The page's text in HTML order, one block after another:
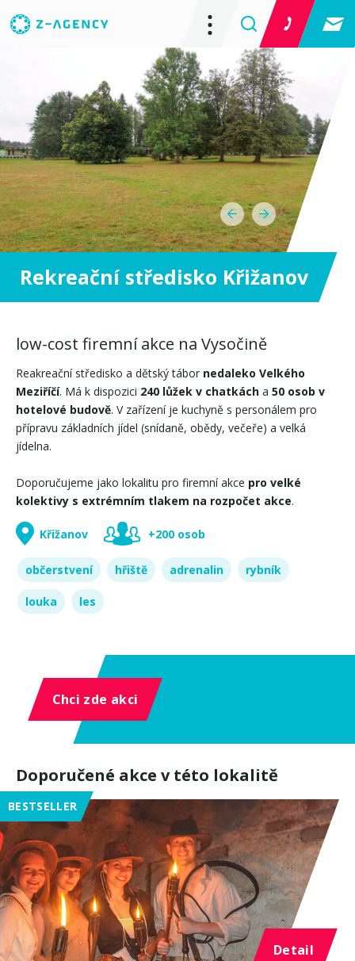
low-cost firemní akce na Vysočině
Reakreační středisko a dětský tábor nedaleko Velkého
Meziříčí. Má k dispozici 240 lůžek v chatkách a 50 osob v
hotelové budově. V zařízení je kuchyně s personálem pro
přípravu základních jídel (snídaně, obědy, večeře) a velká
jídelna.
Doporučujeme jako lokalitu pro firemní akce pro velké
kolektivy s extrémním tlakem na rozpočet akce.
Křižanov +200 osob
občerstvení hřiště adrenalin rybník
louka les
Rekreační středisko Křižanov
Chci zde akci
Doporučené akce v této lokalitě
BESTSELLER
Detail